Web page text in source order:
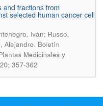
and fractions from
selected human cancer cell
Iván; Russo,
Alejandro. Boletín
Medicinales y
357-362